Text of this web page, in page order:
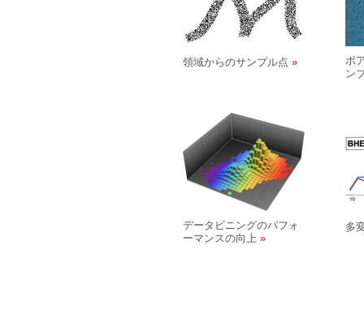
領域からのサンプル点
ポ
ン
データビニングのパフォ
ーマンスの向上
多